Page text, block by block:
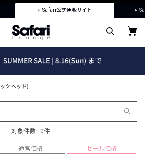
Safari公式通販サイト
ク ヘッド)
対象件数 : 0件
通常価格 セール価格